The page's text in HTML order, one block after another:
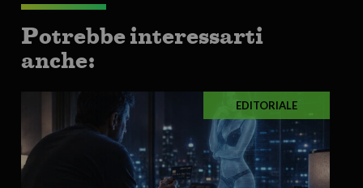
Potrebbe interessarti
anche:
EDITORIALE